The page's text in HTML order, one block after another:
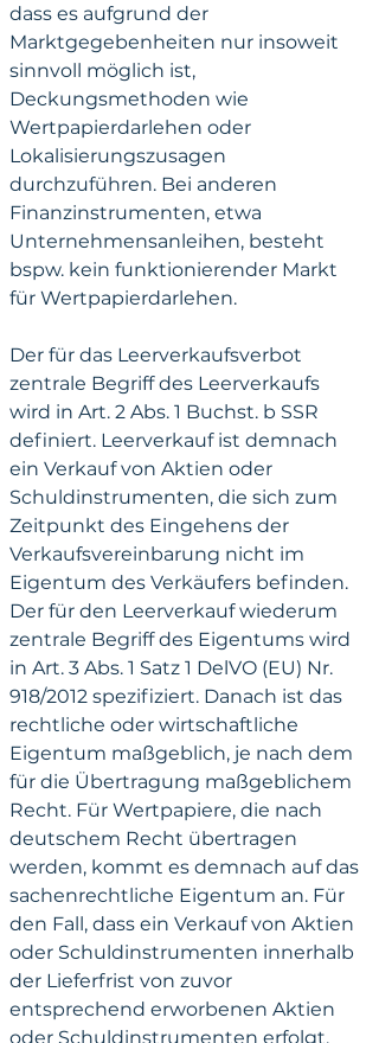
dass es aufgrund der
Marktgegebenheiten nur insoweit
sinnvoll möglich ist,
Deckungsmethoden wie
Wertpapierdarlehen oder
Lokalisierungszusagen
durchzuführen. Bei anderen
Finanzinstrumenten, etwa
Unternehmensanleihen, besteht
bspw. kein funktionierender Markt
für Wertpapierdarlehen.
Der für das Leerverkaufsverbot
zentrale Begriff des Leerverkaufs
wird in Art. 2 Abs. 1 Buchst. b SSR
definiert. Leerverkauf ist demnach
ein Verkauf von Aktien oder
Schuldinstrumenten, die sich zum
Zeitpunkt des Eingehens der
Verkaufsvereinbarung nicht im
Eigentum des Verkäufers befinden.
Der für den Leerverkauf wiederum
zentrale Begriff des Eigentums wird
in Art. 3 Abs. 1 Satz 1 DelVO (EU) Nr.
918/2012 spezifiziert. Danach ist das
rechtliche oder wirtschaftliche
Eigentum maßgeblich, je nach dem
für die Übertragung maßgeblichem
Recht. Für Wertpapiere, die nach
deutschem Recht übertragen
werden, kommt es demnach auf das
sachenrechtliche Eigentum an. Für
den Fall, dass ein Verkauf von Aktien
oder Schuldinstrumenten innerhalb
der Lieferfrist von zuvor
entsprechend erworbenen Aktien
oder Schuldinstrumenten erfolgt,